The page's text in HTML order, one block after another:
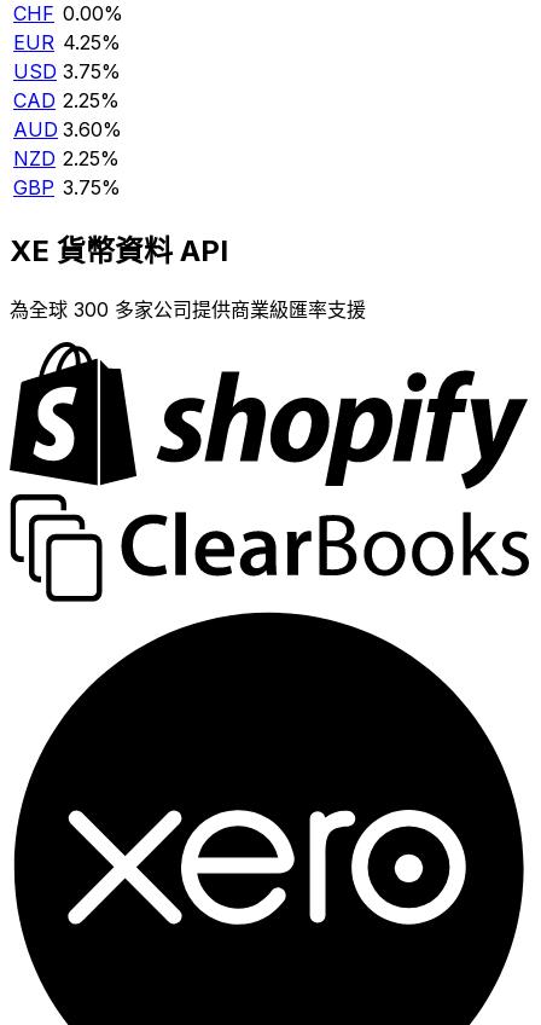
CHF 0.00%
EUR 4.25%
USD 3.75%
CAD 2.25%
AUD 3.60%
NZD 2.25%
GBP 3.75%
XE 貨幣資料 API
為全球 300 多家公司提供商業級匯率支援